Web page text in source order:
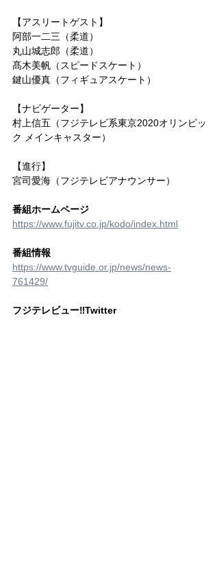
【アスリートゲスト】
阿部一二三（柔道）
丸山城志郎（柔道）
髙木美帆（スピードスケート）
鍵山優真（フィギュアスケート）
【ナビゲーター】
村上信五（フジテレビ系東京2020オリンピッ
ク メインキャスター）
【進行】
宮司愛海（フジテレビアナウンサー）
番組ホームページ
https://www.fujitv.co.jp/kodo/index.html
番組情報
https://www.tvguide.or.jp/news/news-
761429/
フジテレビュー‼Twitter